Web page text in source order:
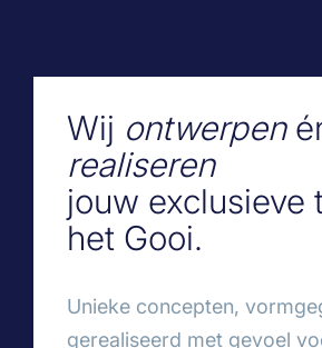
Wij ontwerpen
realiseren
jouw exclusieve
het Gooi.
Unieke concepten,
gerealiseerd met gevoel